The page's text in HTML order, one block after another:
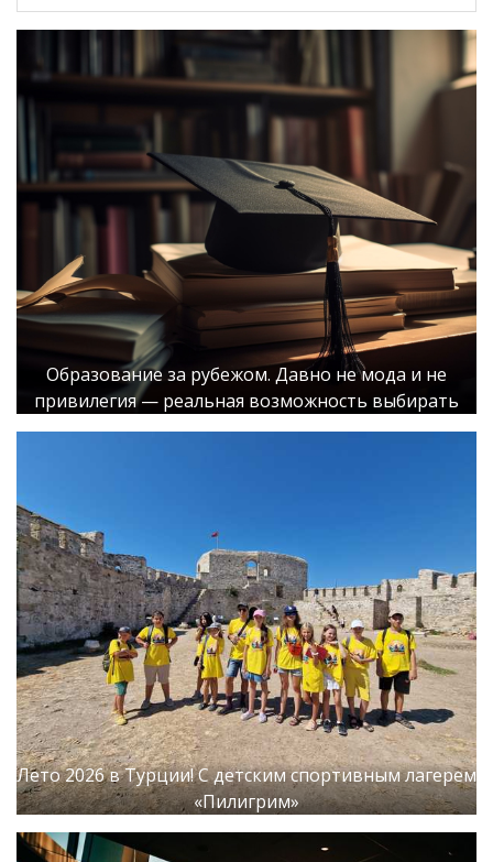
Образование за рубежом. Давно не мода и не
привилегия — реальная возможность выбирать
Лето 2026 в Турции! С детским спортивным лагерем
«Пилигрим»